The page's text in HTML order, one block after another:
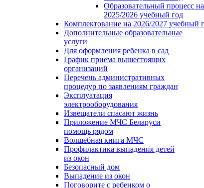
Образовательный процесс на
2025/2026 учебный год
Комплектование на 2026/2027 учебный
Дополнительные образовательные
услуги
Для оформления ребенка в сад
График приема вышестоящих
организаций
Перечень административных
процедур по заявлениям граждан
Эксплуатация
электрооборудования
Извещатели спасают жизнь
Приложение МЧС Беларуси
помощь рядом
Волшебная книга МЧС
Профилактика выпадения детей
из окон
Безопасный дом
Выпадение из окон
Поговорите с ребенком о